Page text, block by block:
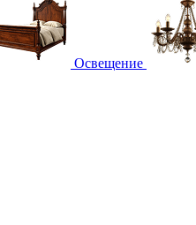
Освещение